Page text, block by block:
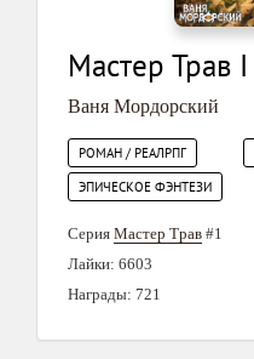
Мастер Трав I
Ваня Мордорский
РОМАН / РЕАЛРПГ
ЭПИЧЕСКОЕ ФЭНТЕЗИ
Серия Мастер Трав #1
Лайки: 6603
Награды: 721